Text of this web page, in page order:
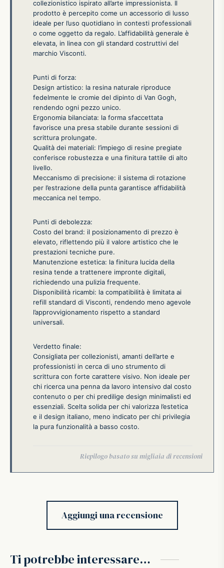
collezionistico ispirato all’arte impressionista. Il
prodotto è percepito come un accessorio di lusso
ideale per l’uso quotidiano in contesti professionali
o come oggetto da regalo. L’affidabilità generale è
elevata, in linea con gli standard costruttivi del
marchio Visconti.
Punti di forza:
Design artistico: la resina naturale riproduce
fedelmente le cromie del dipinto di Van Gogh,
rendendo ogni pezzo unico.
Ergonomia bilanciata: la forma sfaccettata
favorisce una presa stabile durante sessioni di
scrittura prolungate.
Qualità dei materiali: l’impiego di resine pregiate
conferisce robustezza e una finitura tattile di alto
livello.
Meccanismo di precisione: il sistema di rotazione
per l’estrazione della punta garantisce affidabilità
meccanica nel tempo.
Punti di debolezza:
Costo del brand: il posizionamento di prezzo è
elevato, riflettendo più il valore artistico che le
prestazioni tecniche pure.
Manutenzione estetica: la finitura lucida della
resina tende a trattenere impronte digitali,
richiedendo una pulizia frequente.
Disponibilità ricambi: la compatibilità è limitata ai
refill standard di Visconti, rendendo meno agevole
l’approvvigionamento rispetto a standard
universali.
Verdetto finale:
Consigliata per collezionisti, amanti dell’arte e
professionisti in cerca di uno strumento di
scrittura con forte carattere visivo. Non ideale per
chi ricerca una penna da lavoro intensivo dal costo
contenuto o per chi predilige design minimalisti ed
essenziali. Scelta solida per chi valorizza l’estetica
e il design italiano, meno indicato per chi privilegia
la pura funzionalità a basso costo.
Aggiungi una recensione
Ti potrebbe interessare…